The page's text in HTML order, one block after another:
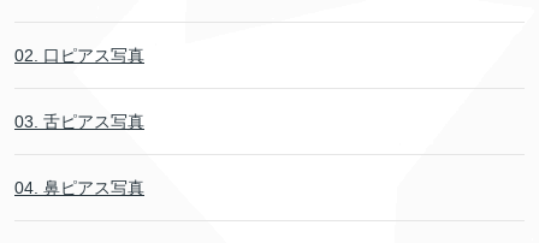
02. 口ピアス写真
03. 舌ピアス写真
04. 鼻ピアス写真